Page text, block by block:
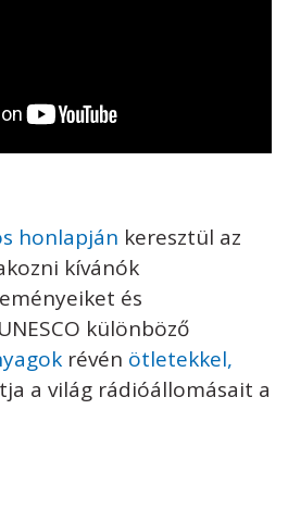
honlapján keresztül az
kívánók
és
különböző
révén ötletekkel,
a világ rádióállomásait a